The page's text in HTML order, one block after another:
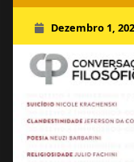
Dezembro 1,